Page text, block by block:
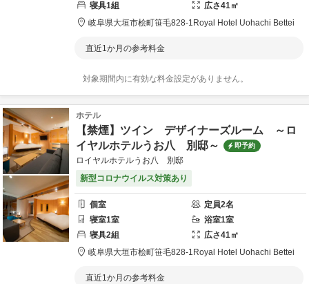
寝具1組 広さ41㎡
岐阜県大垣市桧町笹毛828-1 Royal Hotel Uohachi Bettei
直近1か月の参考料金
対象期間内に有効な料金設定がありません。
ホテル
【禁煙】ツイン デザイナーズルーム ～ロ
イヤルホテルうお八 別邸～
即予約
ロイヤルホテルうお八 別邸
新型コロナウイルス対策あり
個室 定員2名
寝室1室 浴室1室
寝具2組 広さ41㎡
岐阜県大垣市桧町笹毛828-1 Royal Hotel Uohachi Bettei
直近1か月の参考料金